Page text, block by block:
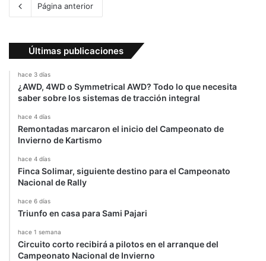
Página anterior
Últimas publicaciones
hace 3 días
¿AWD, 4WD o Symmetrical AWD? Todo lo que necesita
saber sobre los sistemas de tracción integral
hace 4 días
Remontadas marcaron el inicio del Campeonato de
Invierno de Kartismo
hace 4 días
Finca Solimar, siguiente destino para el Campeonato
Nacional de Rally
hace 6 días
Triunfo en casa para Sami Pajari
hace 1 semana
Circuito corto recibirá a pilotos en el arranque del
Campeonato Nacional de Invierno